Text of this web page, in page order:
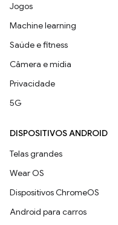
Jogos
Machine learning
Saúde e fitness
Câmera e mídia
Privacidade
5G
DISPOSITIVOS ANDROID
Telas grandes
Wear OS
Dispositivos ChromeOS
Android para carros